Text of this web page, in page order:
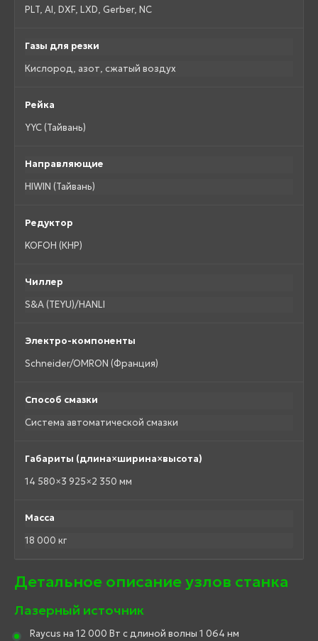
PLT, AI, DXF, LXD, Gerber, NC
Газы для резки
Кислород, азот, сжатый воздух
Рейка
YYC (Тайвань)
Направляющие
HIWIN (Тайвань)
Редуктор
KOFOH (КНР)
Чиллер
S&A (TEYU)/HANLI
Электро-компоненты
Schneider/OMRON (Франция)
Способ смазки
Система автоматической смазки
Габариты (длина×ширина×высота)
14 580×3 925×2 350 мм
Масса
18 000 кг
Детальное описание узлов станка
Лазерный источник
Raycus на 12 000 Вт с длиной волны 1 064 нм